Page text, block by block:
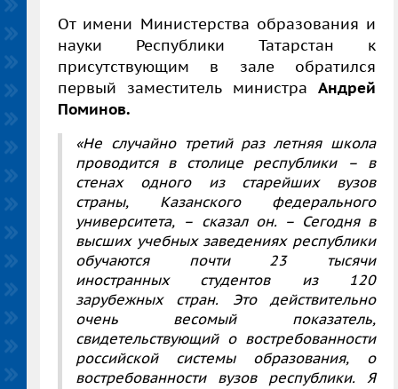
От имени Министерства образования и
науки Республики Татарстан к
присутствующим в зале обратился
первый заместитель министра Андрей
Поминов.
«Не случайно третий раз летняя школа
проводится в столице республики
– в
стенах одного из старейших вузов
страны, Казанского федерального
университета, – сказал он. – Сегодня в
высших учебных заведениях республики
обучаются почти 23 тысячи
иностранных студентов из 120
зарубежных стран. Это действительно
очень весомый показатель,
свидетельствующий о востребованности
российской системы образования, о
востребованности вузов республики. Я